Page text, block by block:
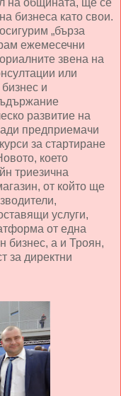
на общината, ще се
бизнеса като свои.
„бърза
ежемесечни
звена на
или
и
развитие на
предприемачи
за стартиране
което
триезична
от който ще
услуги,
от една
бизнес, а и Троян,
за директни